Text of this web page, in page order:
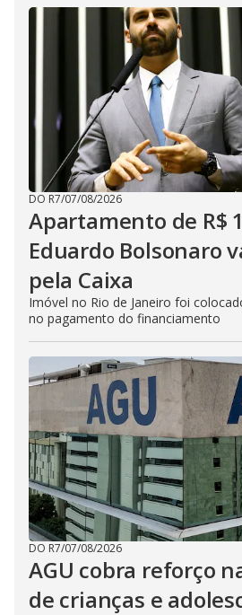
DO R7/07/08/2026
Apartamento de R$
Eduardo Bolsonaro
pela Caixa
Imóvel no Rio de Janeiro foi
no pagamento do financiamento
DO R7/07/08/2026
AGU cobra reforço
de crianças e